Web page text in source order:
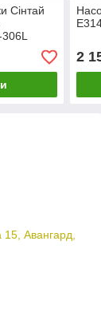
Сінтай
306L
2
15, Авангард,